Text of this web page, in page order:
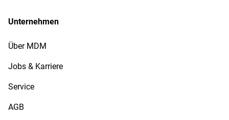
Unternehmen
Über MDM
Jobs & Karriere
Service
AGB